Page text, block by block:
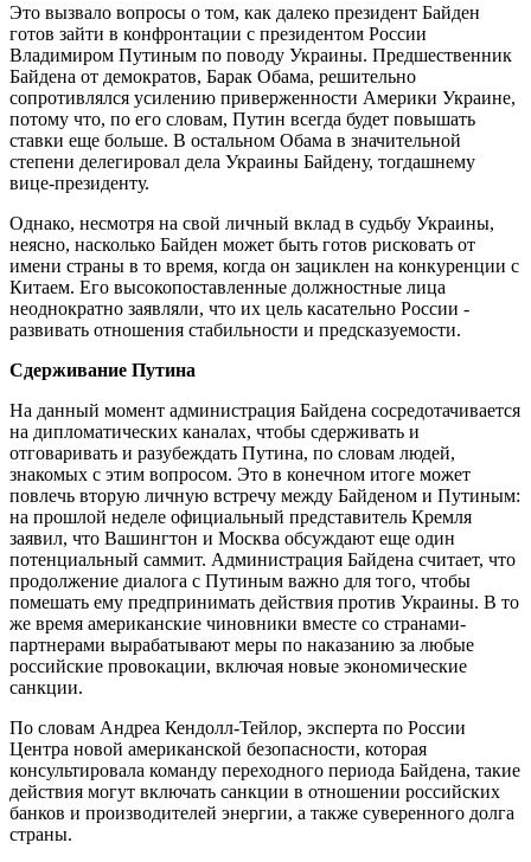
Это вызвало вопросы о том, как далеко президент Байден
готов зайти в конфронтации с президентом России
Владимиром Путиным по поводу Украины. Предшественник
Байдена от демократов, Барак Обама, решительно
сопротивлялся усилению приверженности Америки Украине,
потому что, по его словам, Путин всегда будет повышать
ставки еще больше. В остальном Обама в значительной
степени делегировал дела Украины Байдену, тогдашнему
вице-президенту.
Однако, несмотря на свой личный вклад в судьбу Украины,
неясно, насколько Байден может быть готов рисковать от
имени страны в то время, когда он зациклен на конкуренции с
Китаем. Его высокопоставленные должностные лица
неоднократно заявляли, что их цель касательно России -
развивать отношения стабильности и предсказуемости.
Сдерживание Путина
На данный момент администрация Байдена сосредотачивается
на дипломатических каналах, чтобы сдерживать и
отговаривать и разубеждать Путина, по словам людей,
знакомых с этим вопросом. Это в конечном итоге может
повлечь вторую личную встречу между Байденом и Путиным:
на прошлой неделе официальный представитель Кремля
заявил, что Вашингтон и Москва обсуждают еще один
потенциальный саммит. Администрация Байдена считает, что
продолжение диалога с Путиным важно для того, чтобы
помешать ему предпринимать действия против Украины. В то
же время американские чиновники вместе со странами-
партнерами вырабатывают меры по наказанию за любые
российские провокации, включая новые экономические
санкции.
По словам Андреа Кендолл-Тейлор, эксперта по России
Центра новой американской безопасности, которая
консультировала команду переходного периода Байдена, такие
действия могут включать санкции в отношении российских
банков и производителей энергии, а также суверенного долга
страны.